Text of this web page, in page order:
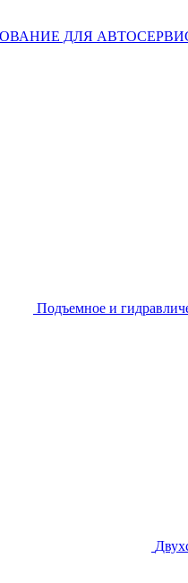
ДЛЯ
Подъемное и